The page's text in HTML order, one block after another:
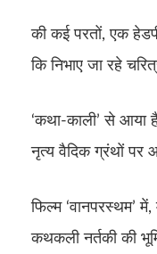
की कई परतों, एक
कि निभाए जा रहे
‘कथा-काली’ से आया
नृत्य वैदिक ग्रंथों पर
फिल्म ‘वानपरस्थम’
कथकली नर्तकी की